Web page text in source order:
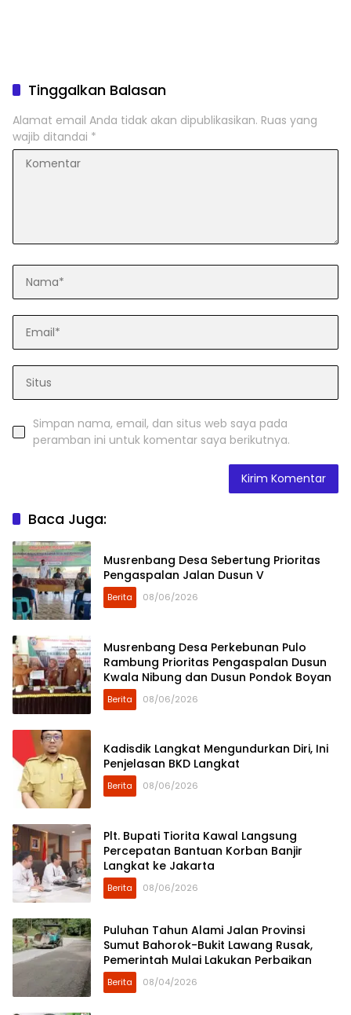
Tinggalkan Balasan
Alamat email Anda tidak akan dipublikasikan. Ruas yang
wajib ditandai *
Simpan nama, email, dan situs web saya pada
peramban ini untuk komentar saya berikutnya.
Baca Juga:
Musrenbang Desa Sebertung Prioritas
Pengaspalan Jalan Dusun V
Berita 08/06/2026
Musrenbang Desa Perkebunan Pulo
Rambung Prioritas Pengaspalan Dusun
Kwala Nibung dan Dusun Pondok Boyan
Berita 08/06/2026
Kadisdik Langkat Mengundurkan Diri, Ini
Penjelasan BKD Langkat
Berita 08/06/2026
Plt. Bupati Tiorita Kawal Langsung
Percepatan Bantuan Korban Banjir
Langkat ke Jakarta
Berita 08/06/2026
Puluhan Tahun Alami Jalan Provinsi
Sumut Bahorok-Bukit Lawang Rusak,
Pemerintah Mulai Lakukan Perbaikan
Berita 08/04/2026